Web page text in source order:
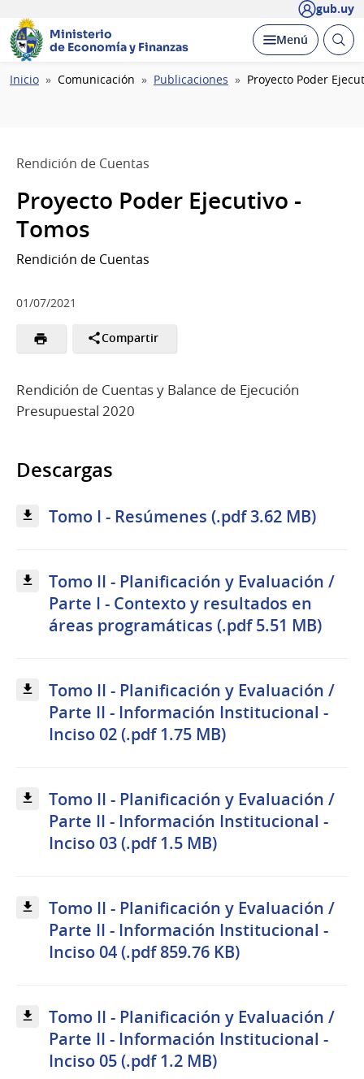
gub.uy
Ministerio
de Economía y Finanzas
Desplegar
Menú Abrir
Ruta
Inicio Comunicación Publicaciones Proyecto Poder
Rendición de Cuentas
Proyecto Poder Ejecutivo -
Tomos
Rendición de Cuentas
01/07/2021
Compartir
Rendición de Cuentas y Balance de Ejecución
Presupuestal 2020
Descargas
Tomo I - Resúmenes (.pdf 3.62 MB)
Tomo II - Planificación y Evaluación /
Parte I - Contexto y resultados en
áreas programáticas (.pdf 5.51 MB)
Tomo II - Planificación y Evaluación /
Parte II - Información Institucional -
Inciso 02 (.pdf 1.75 MB)
Tomo II - Planificación y Evaluación /
Parte II - Información Institucional -
Inciso 03 (.pdf 1.5 MB)
Tomo II - Planificación y Evaluación /
Parte II - Información Institucional -
Inciso 04 (.pdf 859.76 KB)
Tomo II - Planificación y Evaluación /
Parte II - Información Institucional -
Inciso 05 (.pdf 1.2 MB)